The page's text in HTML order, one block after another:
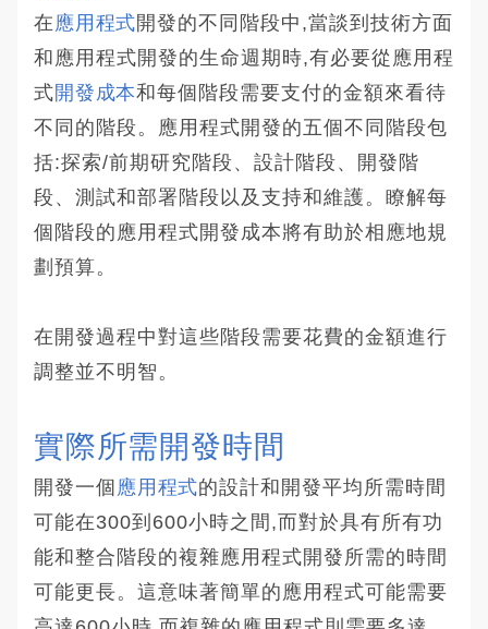
在 應用程式開發的不同階段中,當談到技術方面
和應用程式開發的生命週期時,有必要從應用程
式開發成本和每個階段需要支付的金額來看待
不同的階段。應用程式開發的五個不同階段包
括:探索/前期研究階段、設計階段、開發階
段、測試和部署階段以及支持和維護。瞭解每
個階段的應用程式開發成本將有助於相應地規
劃預算。
在開發過程中對這些階段需要花費的金額進行
調整並不明智。
實際所需開發時間
開發一個 應用程式的設計和開發平均所需時間
可能在300到600小時之間,而對於具有所有功
能和整合階段的複雜應用程式開發所需的時間
可能更長。這意味著簡單的應用程式可能需要